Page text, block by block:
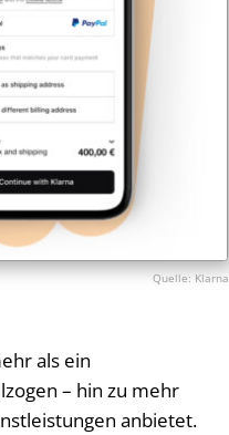
Klarna
als ein
– hin zu mehr
anbietet.